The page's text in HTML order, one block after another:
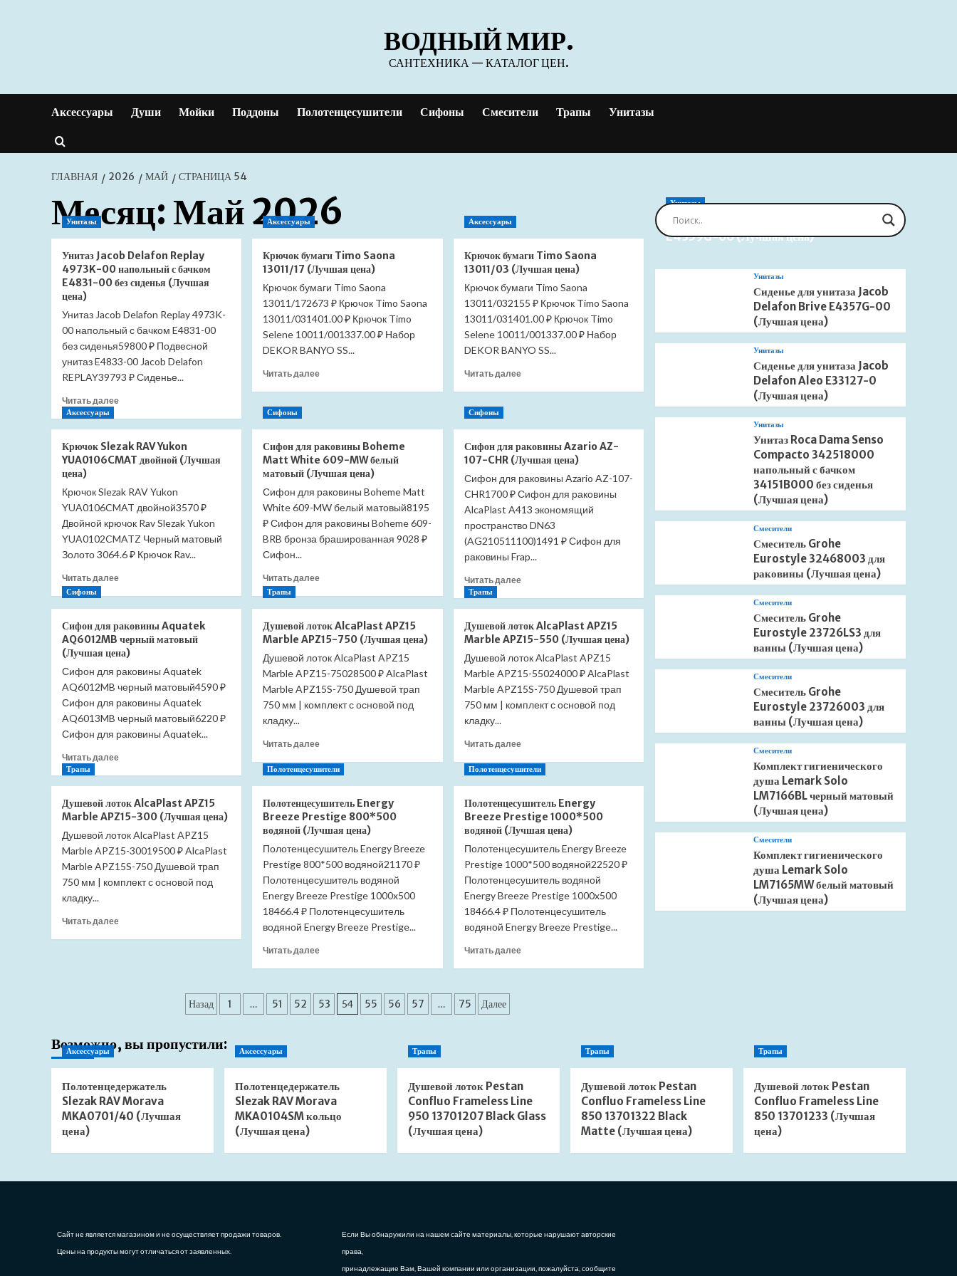
ВОДНЫЙ МИР.
САНТЕХНИКА — КАТАЛОГ ЦЕН.
Аксессуары Души Мойки Поддоны Полотенцесушители Сифоны Смесители Трапы Унитазы
ГЛАВНАЯ 2026 МАЙ СТРАНИЦА 54
Месяц:Май 2026
Унитазы
Унитаз Jacob Delafon Replay
4973K-00 напольный с бачком
E4831-00 без сиденья (Лучшая
цена)
Унитаз Jacob Delafon Replay 4973K-
00 напольный с бачком E4831-00
без сиденья59800 ₽ Подвесной
унитаз E4833-00 Jacob Delafon
REPLAY39793 ₽ Сиденье...
Читать далееПрочитать
Унитаз
Jacob
Delafon
4973K-
00
напольный
с
E4831-
цена)
Аксессуары
Крючок бумаги Timo Saona
13011/17 (Лучшая цена)
Крючок бумаги Timo Saona
13011/172673 ₽ Крючок Timo Saona
13011/031401.00 ₽ Крючок Timo
Selene 10011/001337.00 ₽ Набор
DEKOR BANYO SS...
Читать далееПрочитать
Saona
13011/17
(Лучшая
цена)
Аксессуары
Крючок бумаги Timo Saona
13011/03 (Лучшая цена)
Крючок бумаги Timo Saona
13011/032155 ₽ Крючок Timo Saona
13011/031401.00 ₽ Крючок Timo
Selene 10011/001337.00 ₽ Набор
DEKOR BANYO SS...
Читать далееПрочитать
Saona
13011/03
(Лучшая
цена)
Аксессуары
Крючок Slezak RAV Yukon
YUA0106CMAT двойной (Лучшая
цена)
Крючок Slezak RAV Yukon
YUA0106CMAT двойной3570 ₽
Двойной крючок Rav Slezak Yukon
YUA0102CMATZ Черный матовый
Золото 3064.6 ₽ Крючок Rav...
Читать далееПрочитать
Slezak
RAV
Yukon
YUA0106CMAT
двойной
Сифоны
Сифон для раковины Boheme
Matt White 609-MW белый
матовый (Лучшая цена)
Сифон для раковины Boheme Matt
White 609-MW белый матовый8195
₽ Сифон для раковины Boheme 609-
BRB бронза брашированная 9028 ₽
Сифон...
Читать далееПрочитать
для
раковины
Boheme
Matt
White
MW
цена)
Сифоны
Сифон для раковины Azario AZ-
107-CHR (Лучшая цена)
Сифон для раковины Azario AZ-107-
CHR1700 ₽ Сифон для раковины
AlcaPlast A413 экономящий
пространство DN63
(AG210511100)1491 ₽ Сифон для
раковины Frap...
Читать далееПрочитать
Сифон
для
раковины
Azario
AZ-
107-
Сифоны
Сифон для раковины Aquatek
AQ6012MB черный матовый
(Лучшая цена)
Сифон для раковины Aquatek
AQ6012MB черный матовый4590 ₽
Сифон для раковины Aquatek
AQ6013MB черный матовый6220 ₽
Сифон для раковины Aquatek...
Читать далееПрочитать
Сифон
для
раковины
Aquatek
AQ6012MB
черный
Трапы
Душевой лоток AlcaPlast APZ15
Marble APZ15-750 (Лучшая цена)
Душевой лоток AlcaPlast APZ15
Marble APZ15-75028500 ₽ AlcaPlast
Marble APZ15S-750 Душевой трап
750 мм | комплект с основой под
кладку...
Читать далееПрочитать
о
AlcaPlast
APZ15
Marble
APZ15-
750
(Лучшая
цена)
Трапы
Душевой лоток AlcaPlast APZ15
Marble APZ15-550 (Лучшая цена)
Душевой лоток AlcaPlast APZ15
Marble APZ15-55024000 ₽ AlcaPlast
Marble APZ15S-750 Душевой трап
750 мм | комплект с основой под
кладку...
Читать далееПрочитать
о
AlcaPlast
APZ15
Marble
APZ15-
550
(Лучшая
цена)
Трапы
Душевой лоток AlcaPlast APZ15
Marble APZ15-300 (Лучшая цена)
Душевой лоток AlcaPlast APZ15
Marble APZ15-30019500 ₽ AlcaPlast
Marble APZ15S-750 Душевой трап
750 мм | комплект с основой под
кладку...
Читать далееПрочитать
300
(Лучшая
цена)
Полотенцесушители
Полотенцесушитель Energy
Breeze Prestige 800*500
водяной (Лучшая цена)
Полотенцесушитель Energy Breeze
Prestige 800*500 водяной21170 ₽
Полотенцесушитель водяной
Energy Breeze Prestige 1000x500
18466.4 ₽ Полотенцесушитель
водяной Energy Breeze Prestige...
Читать далееПрочитать
Energy
Breeze
(Лучшая
цена)
Полотенцесушители
Полотенцесушитель Energy
Breeze Prestige 1000*500
водяной (Лучшая цена)
Полотенцесушитель Energy Breeze
Prestige 1000*500 водяной22520 ₽
Полотенцесушитель водяной
Energy Breeze Prestige 1000x500
18466.4 ₽ Полотенцесушитель
водяной Energy Breeze Prestige...
Читать далееПрочитать
(Лучшая
цена)
Пагинация
Назад 1 … 51 52 53 54 55 56 57 … 75 Далее
Унитазы
Сиденье для унитаза Jacob Delafon Brive
E4359G-00 (Лучшая цена)
Унитазы
Сиденье для унитаза Jacob
Delafon Brive E4357G-00
(Лучшая цена)
Унитазы
Сиденье для унитаза Jacob
Delafon Aleo E33127-0
(Лучшая цена)
Унитазы
Унитаз Roca Dama Senso
Compacto 342518000
напольный с бачком
34151B000 без сиденья
(Лучшая цена)
Смесители
Смеситель Grohe
Eurostyle 32468003 для
раковины (Лучшая цена)
Смесители
Смеситель Grohe
Eurostyle 23726LS3 для
ванны (Лучшая цена)
Смесители
Смеситель Grohe
Eurostyle 23726003 для
ванны (Лучшая цена)
Смесители
Комплект гигиенического
душа Lemark Solo
LM7166BL черный матовый
(Лучшая цена)
Смесители
Комплект гигиенического
душа Lemark Solo
LM7165MW белый матовый
(Лучшая цена)
Возможно, вы пропустили:
Аксессуары
Полотенцедержатель
Slezak RAV Morava
MKA0701/40 (Лучшая
цена)
Аксессуары
Полотенцедержатель
Slezak RAV Morava
MKA0104SM кольцо
(Лучшая цена)
Трапы
Душевой лоток Pestan
Confluo Frameless Line
950 13701207 Black Glass
(Лучшая цена)
Трапы
Душевой лоток Pestan
Confluo Frameless Line
850 13701322 Black
Matte (Лучшая цена)
Трапы
Душевой лоток Pestan
Confluo Frameless Line
850 13701233 (Лучшая
цена)
Сайт не является магазином и не осуществляет продажи товаров.
Цены на продукты могут отличаться от заявленных.
Если Вы обнаружили на нашем сайте материалы, которые нарушают авторские
права,
принадлежащие Вам, Вашей компании или организации, пожалуйста, сообщите